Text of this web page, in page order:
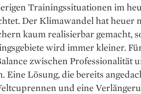
Trainingssituationen im
Der Klimawandel hat heuer
kaum realisierbar gemacht,
wird immer kleiner.
zwischen Professionalität
Eine Lösung, die bereits
und eine